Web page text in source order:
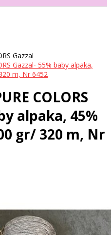
Gazzal
Gazzal- 55% baby alpaka,
m, Nr 6452
COLORS
alpaka, 45%
gr/ 320 m, Nr